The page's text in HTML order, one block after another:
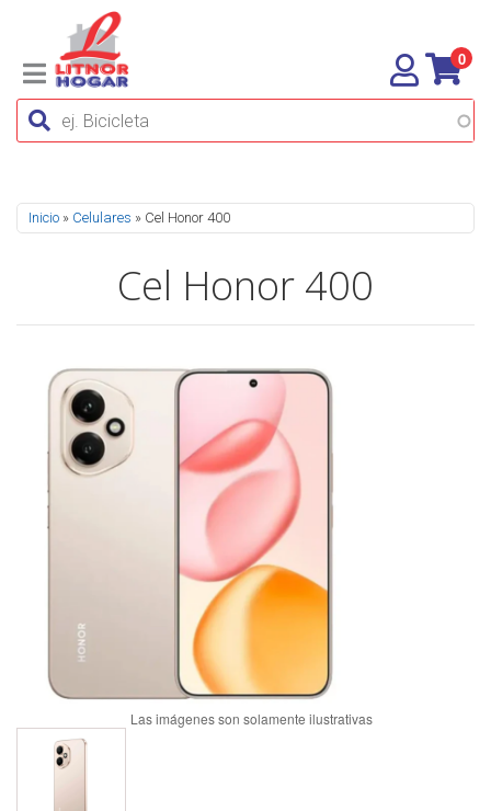
0
Se encuentra usted aquí
Inicio » Celulares » Cel Honor 400
Cel Honor 400